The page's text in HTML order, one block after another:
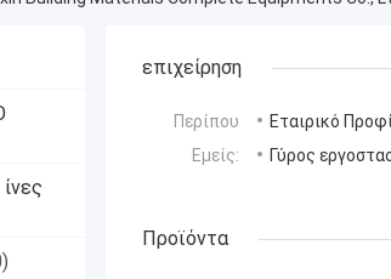
επιχείρηση
Περίπου
Εμείς:
Εταιρικό
Γύρος
Προϊόντα